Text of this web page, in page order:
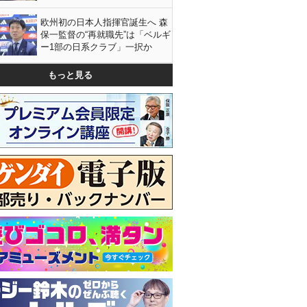
欧州初の日本人指揮官誕生へ 森
保一監督の“再就職先”は「ベルギ
ー1部の日系クラブ」一択か
もっと見る